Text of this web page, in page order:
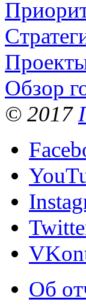
Обзор
© 2017
Об